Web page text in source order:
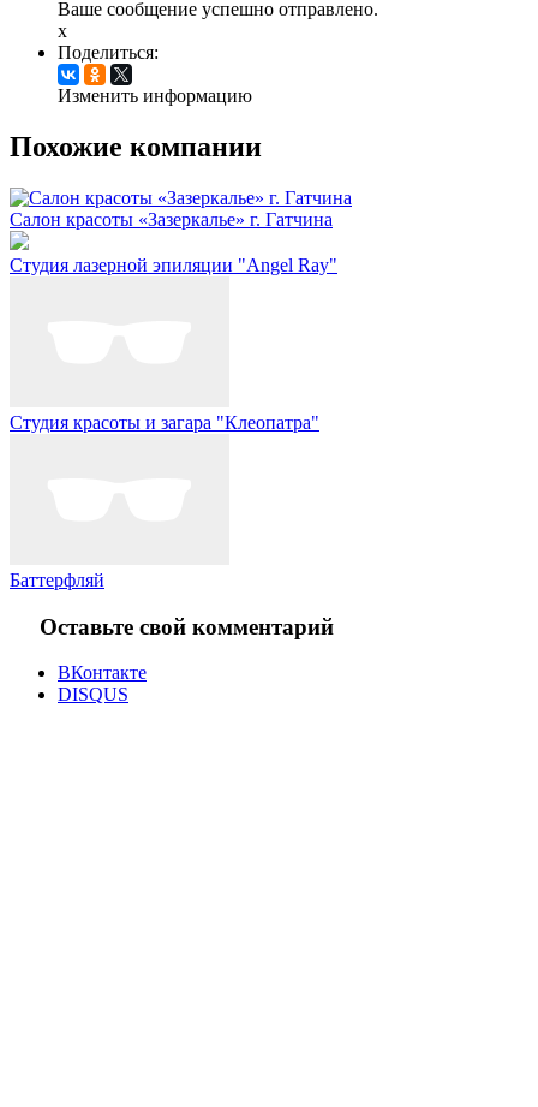
Ваше сообщение успешно отправлено.
x
Поделиться:
Изменить информацию
Похожие компании
Салон красоты «Зазеркалье» г. Гатчина
Студия лазерной эпиляции "Angel Ray"
Студия красоты и загара "Клеопатра"
Баттерфляй
Оставьте свой комментарий
ВКонтакте
DISQUS